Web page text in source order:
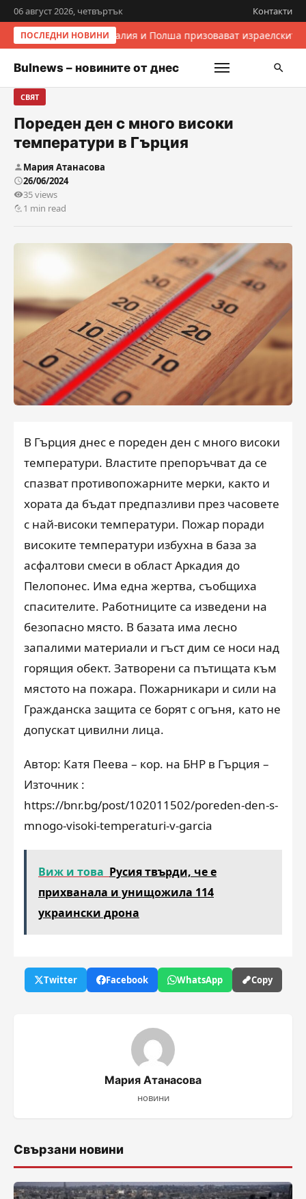
06 август 2026, четвъртък Контакти
ПОСЛЕДНИ НОВИНИИталия и Полша призовават
Bulnews – новините от днес
СВЯТ
Пореден ден с много високи
температури в Гърция
Мария Атанасова
26/06/2024
35 views
1 min read
В Гърция днес е пореден ден с много високи
температури. Властите препоръчват да се
спазват противопожарните мерки, както и
хората да бъдат предпазливи през часовете
с най-високи температури. Пожар поради
високите температури избухна в база за
асфалтови смеси в област Аркадия до
Пелопонес. Има една жертва, съобщиха
спасителите. Работниците са изведени на
безопасно място. В базата има лесно
запалими материали и гъст дим се носи над
горящия обект. Затворени са пътищата към
мястото на пожара. Пожарникари и сили на
Гражданска защита се борят с огъня, като не
допускат цивилни лица.
Автор: Катя Пеева – кор. на БНР в Гърция –
Източник :
https://bnr.bg/post/102011502/poreden-den-s-
mnogo-visoki-temperaturi-v-garcia
Виж и това Русия твърди, че е
прихванала и унищожила 114
украински дрона
Twitter Facebook WhatsApp Copy
Мария Атанасова
новини
Свързани новини